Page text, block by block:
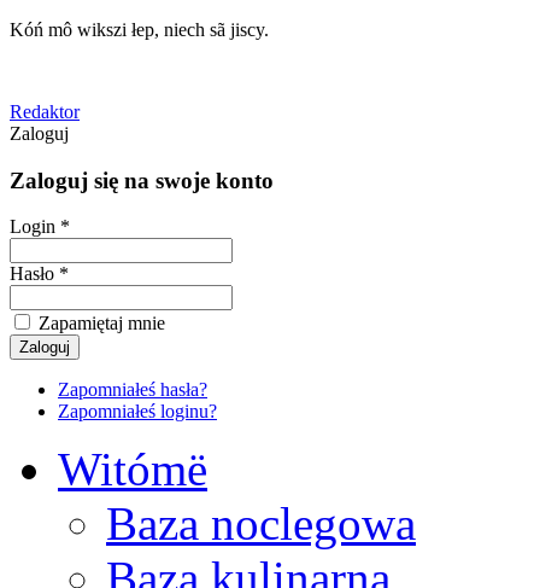
Kóń mô wikszi łep, niech sã jiscy.
Redaktor
Zaloguj
Zaloguj się na swoje konto
Login *
Hasło *
Zapamiętaj mnie
Zapomniałeś hasła?
Zapomniałeś loginu?
Witómë
Baza noclegowa